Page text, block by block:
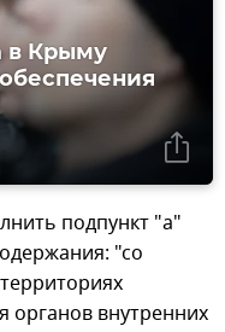
в Крыму
подпункт "а"
"со
органов внутренних